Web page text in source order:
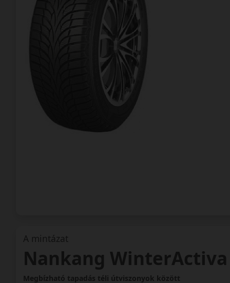
A mintázat
Nankang WinterActiva
Megbízható tapadás téli útviszonyok között